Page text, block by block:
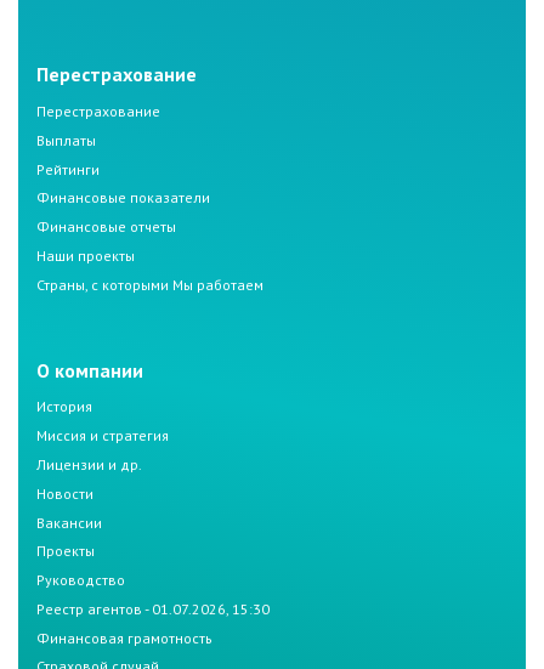
Перестрахование
Перестрахование
Выплаты
Рейтинги
Финансовые показатели
Финансовые отчеты
Наши проекты
Страны, с которыми Мы работаем
О компании
История
Миссия и стратегия
Лицензии и др.
Новости
Вакансии
Проекты
Руководство
Реестр агентов - 01.07.2026, 15:30
Финансовая грамотность